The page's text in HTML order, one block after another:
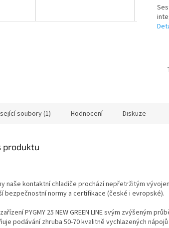
soubory (1) Hodnocení Diskuze
produktu
naše kontaktní chladiče prochází nepřetržitým
bezpečnostní normy a certifikace (české i evropské).
PYGMY 25 NEW GREEN LINE svým zvýšeným
podávání zhruba 50-70 kvalitně vychlazených